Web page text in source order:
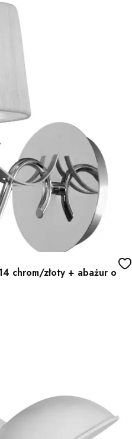
chrom/złoty + abażur o